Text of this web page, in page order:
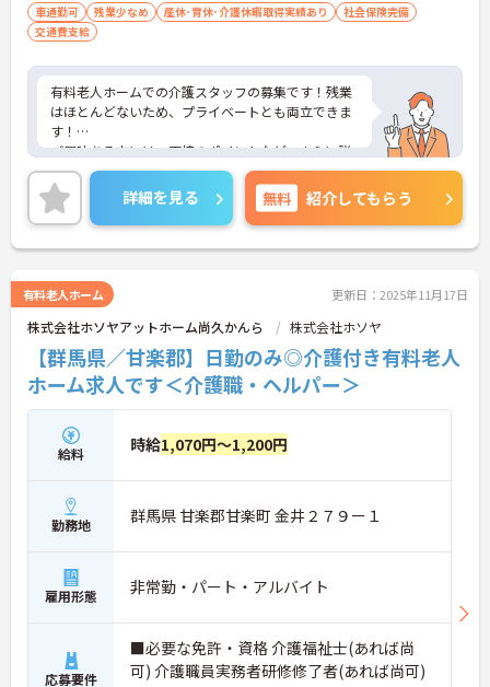
車通勤可 残業少なめ 産休･育休･介護休暇取得実績あり
社会保険完備
交通費支給
有料老人ホームでの介護スタッフの募集です！残業
はほとんどないため、プライベートとも両立できま
す！
ご興味ある方には、面接のポイントなど、さらに詳
細をお話致しますのでお気軽にご相談ください。
詳細を見る 無料 紹介してもらう
有料老人ホーム 更新日：2025年11月17日
株式会社ホソヤアットホーム尚久かんら 株式会社ホソヤ
【群馬県／甘楽郡】日勤のみ◎介護付き有料老人
ホーム求人です＜介護職・ヘルパー＞
給料 時給1,070円～1,200円
勤務地 群馬県 甘楽郡甘楽町 金井２７９ー１
雇用形態 非常勤・パート・アルバイト
応募要件
■必要な免許・資格 介護福祉士(あれば尚
可) 介護職員実務者研修修了者(あれば尚可)